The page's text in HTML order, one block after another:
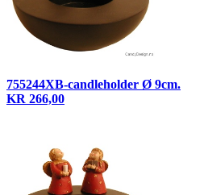
755244XB-candleholder Ø 9cm.
KR 266,00